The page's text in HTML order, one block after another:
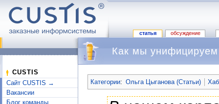
статья обсуждение
CUSTIS
Сайт CUSTIS →
Вакансии
Блог команды
Как мы унифицируем
Категории: Ольга Цыганова (Статьи)